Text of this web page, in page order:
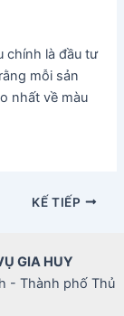
chính là đầu tư
mỗi sản
nhất về màu
KẾ TIẾP
GIA HUY
- Thành phố Thủ